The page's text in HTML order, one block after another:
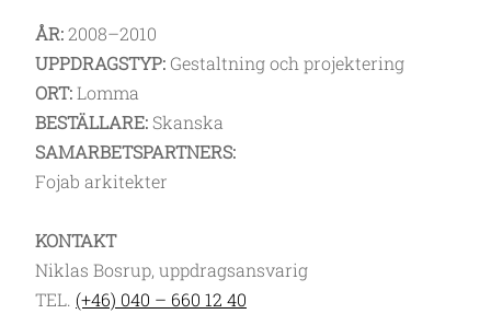
ÅR:2008–2010
UPPDRAGSTYP: Gestaltning och projektering
ORT: Lomma
BESTÄLLARE:Skanska
SAMARBETSPARTNERS:
Fojab arkitekter
KONTAKT
Niklas Bosrup, uppdragsansvarig
TEL. (+46) 040 – 660 12 40